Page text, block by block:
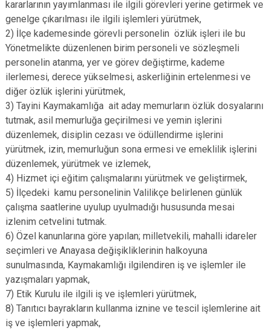
kararlarının yayımlanması ile ilgili görevleri yerine getirmek ve
genelge çıkarılması ile ilgili işlemleri yürütmek,
2) İlçe kademesinde görevli personelin özlük işleri ile bu
Yönetmelikte düzenlenen birim personeli ve sözleşmeli
personelin atanma, yer ve görev değiştirme, kademe
ilerlemesi, derece yükselmesi, askerliğinin ertelenmesi ve
diğer özlük işlerini yürütmek,
3) Tayini Kaymakamlığa ait aday memurların özlük dosyalarını
tutmak, asil memurluğa geçirilmesi ve yemin işlerini
düzenlemek, disiplin cezası ve ödüllendirme işlerini
yürütmek, izin, memurluğun sona ermesi ve emeklilik işlerini
düzenlemek, yürütmek ve izlemek,
4) Hizmet içi eğitim çalışmalarını yürütmek ve geliştirmek,
5) İlçedeki kamu personelinin Valilikçe belirlenen günlük
çalışma saatlerine uyulup uyulmadığı hususunda mesai
izlenim cetvelini tutmak.
6) Özel kanunlarına göre yapılan; milletvekili, mahalli idareler
seçimleri ve Anayasa değişikliklerinin halkoyuna
sunulmasında, Kaymakamlığı ilgilendiren iş ve işlemler ile
yazışmaları yapmak,
7) Etik Kurulu ile ilgili iş ve işlemleri yürütmek,
8) Tanıtıcı bayrakların kullanma iznine ve tescil işlemlerine ait
iş ve işlemleri yapmak,